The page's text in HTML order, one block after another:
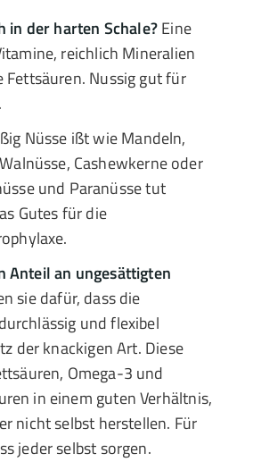
in der harten Schale?Eine
reichlich Mineralien
Nussig gut für
Nüsse ißt wie Mandeln,
Cashewkerne oder
und Paranüsse tut
Gutes für die
Anteil an ungesättigten
sie dafür, dass die
und flexibel
der knackigen Art. Diese
Omega-3 und
in einem guten Verhältnis,
nicht selbst herstellen. Für
jeder selbst sorgen.